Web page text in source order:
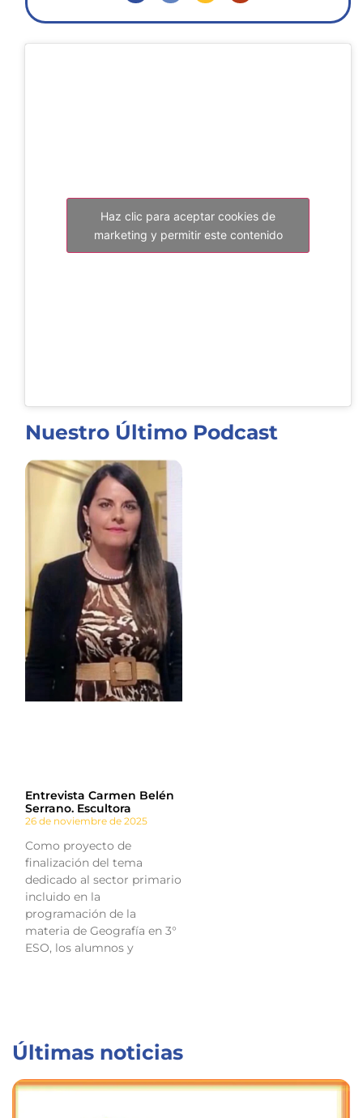
Haz clic para aceptar cookies de
marketing y permitir este contenido
Nuestro Último Podcast
Entrevista Carmen Belén
Serrano. Escultora
26 de noviembre de 2025
Como proyecto de
finalización del tema
dedicado al sector primario
incluido en la
programación de la
materia de Geografía en 3°
ESO, los alumnos y
Últimas noticias